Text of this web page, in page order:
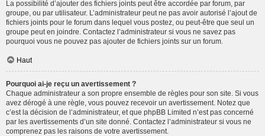
La possibilité d’ajouter des fichiers joints peut être accordée par forum, par
groupe, ou par utilisateur. L’administrateur peut ne pas avoir autorisé l’ajout de
fichiers joints pour le forum dans lequel vous postez, ou peut-être que seul un
groupe peut en joindre. Contactez l’administrateur si vous ne savez pas
pourquoi vous ne pouvez pas ajouter de fichiers joints sur un forum.
Haut
Pourquoi ai-je reçu un avertissement ?
Chaque administrateur a son propre ensemble de règles pour son site. Si vous
avez dérogé à une règle, vous pouvez recevoir un avertissement. Notez que
c’est la décision de l’administrateur, et que phpBB Limited n’est pas concerné
par les avertissements d’un site donné. Contactez l’administrateur si vous ne
comprenez pas les raisons de votre avertissement.